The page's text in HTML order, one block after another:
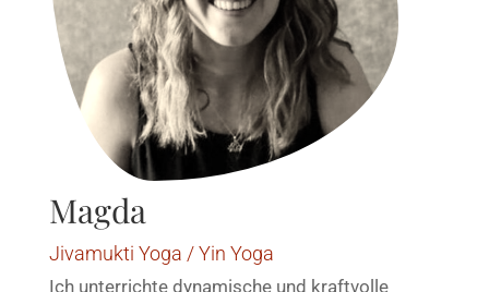
Magda
Jivamukti Yoga / Yin Yoga
Ich unterrichte dynamische und kraftvolle